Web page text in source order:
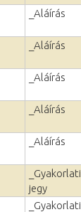
_Aláírás
_Aláírás
_Aláírás
_Aláírás
_Aláírás
_Gyakorlati
jegy
_Gyakorlati